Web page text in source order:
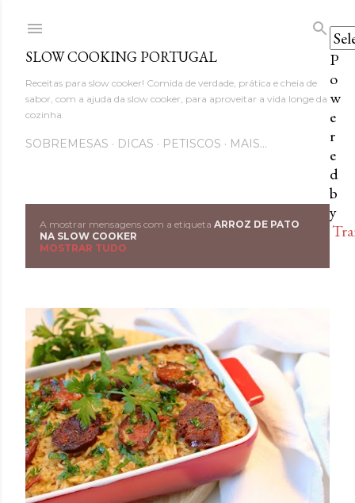
Avançar para o conteúdo
P
o
w
e
r
e
d
b
y
SLOW COOKING PORTUGAL
Receitas para slow cooker! Comida de verdade, prática e cheia de
sabor, com a ajuda da slow cooker, para aproveitar a vida longe da
cozinha.
SOBREMESAS DICAS PETISCOS MAIS…
M
e
n
s
a
g
e
n
s
A mostrar mensagens com a etiqueta ARROZ DE PATO
NA SLOW COOKER
MOSTRAR TUDO